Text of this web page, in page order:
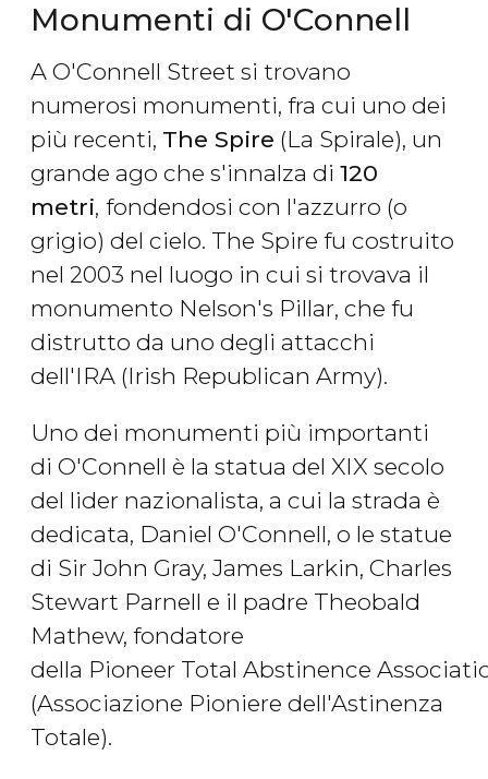
Monumenti di O'Connell
A O'Connell Street si trovano
numerosi monumenti, fra cui uno dei
più recenti, The Spire (La Spirale), un
grande ago che s'innalza di 120
metri, fondendosi con l'azzurro (o
grigio) del cielo. The Spire fu costruito
nel 2003 nel luogo in cui si trovava il
monumento Nelson's Pillar, che fu
distrutto da uno degli attacchi
dell'IRA (Irish Republican Army).
Uno dei monumenti più importanti
di O'Connell è la statua del XIX secolo
del lider nazionalista, a cui la strada è
dedicata, Daniel O'Connell, o le statue
di Sir John Gray, James Larkin, Charles
Stewart Parnell e il padre Theobald
Mathew, fondatore
della Pioneer Total Abstinence
(Associazione Pioniere dell'Astinenza
Totale).